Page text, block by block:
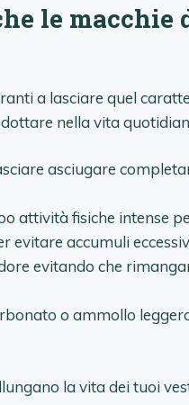
le macchie
a lasciare quel
nella vita
asciugare
attività fisiche intense
accumuli
evitando che
o ammollo
la vita dei tuoi